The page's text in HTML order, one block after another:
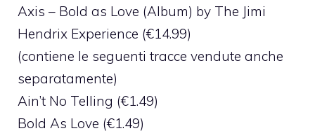
Axis – Bold as Love (Album) by The Jimi
Hendrix Experience (€14.99)
(contiene le seguenti tracce vendute anche
separatamente)
Ain’t No Telling (€1.49)
Bold As Love (€1.49)